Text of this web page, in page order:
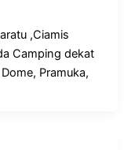
,Ciamis
Camping dekat
Pramuka,